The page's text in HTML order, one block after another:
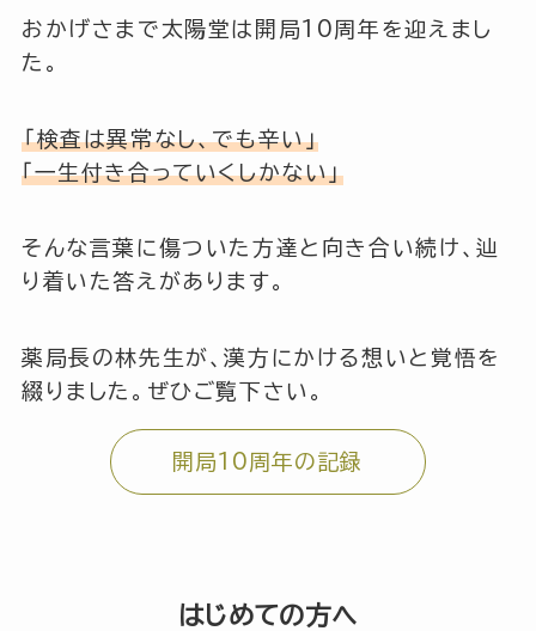
おかげさまで太陽堂は開局10周年を迎えまし
た。
「検査は異常なし、でも辛い」
「一生付き合っていくしかない」
そんな言葉に傷ついた方達と向き合い続け、辿
り着いた答えがあります。
薬局長の林先生が、漢方にかける想いと覚悟を
綴りました。ぜひご覧下さい。
開局10周年の記録
はじめての方へ